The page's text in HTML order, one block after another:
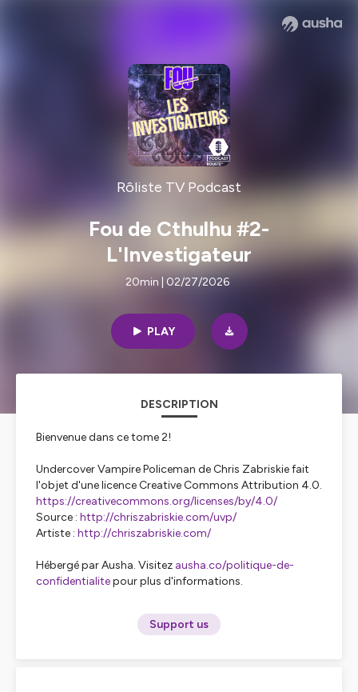
Rôliste TV Podcast
Fou de Cthulhu #2-
L'Investigateur
20min | 02/27/2026
PLAY
DESCRIPTION
Bienvenue dans ce tome 2!
Undercover Vampire Policeman de Chris Zabriskie fait
l'objet d'une licence Creative Commons Attribution 4.0.
https://creativecommons.org/licenses/by/4.0/
Source : http://chriszabriskie.com/uvp/
Artiste : http://chriszabriskie.com/
Hébergé par Ausha. Visitez ausha.co/politique-de-
confidentialitepour plus d'informations.
Support us